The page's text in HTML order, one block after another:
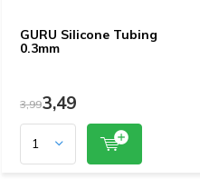
GURU Silicone Tubing
0.3mm
3,993,49